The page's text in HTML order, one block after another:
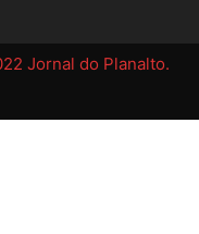
Jornal do Planalto.